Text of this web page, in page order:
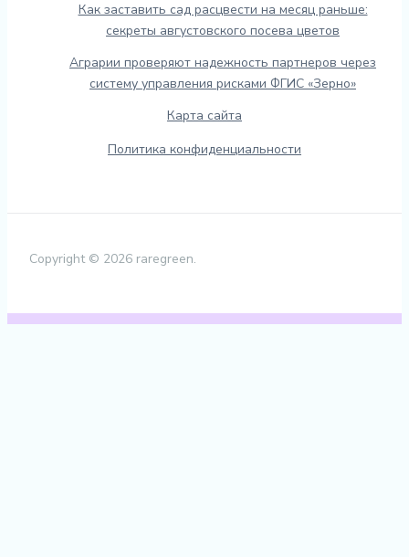
Как заставить сад расцвести на месяц раньше:
секреты августовского посева цветов
Аграрии проверяют надежность партнеров через
систему управления рисками ФГИС «Зерно»
Карта сайта
Политика конфиденциальности
Copyright © 2026 raregreen.